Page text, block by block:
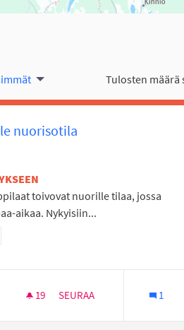
Tulosten määrä
nuorisotila
toivovat nuorille tilaa, jossa
aikaa. Nykyisiin...
mukaan: Läntinen Seinäjoki
19 19 SEURAAJAA
SEURAA 1